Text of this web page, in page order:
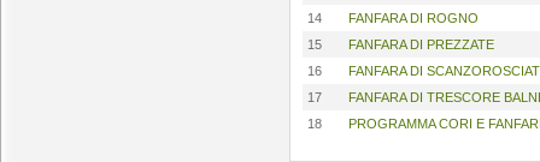
14
FANFARA DI ROGNO
15
FANFARA DI PREZZATE
16
FANFARA DI
17
FANFARA DI TRESCORE
18
PROGRAMMA CORI E